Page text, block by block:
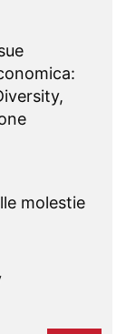
molestie